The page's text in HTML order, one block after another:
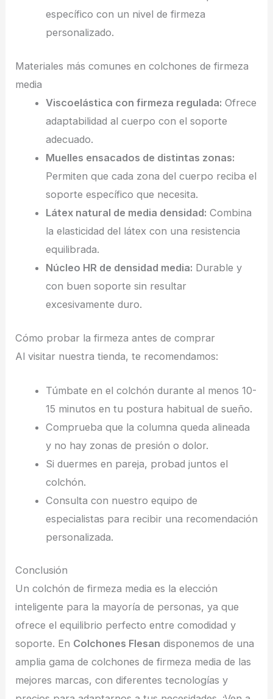
específico con un nivel de firmeza
personalizado.
Materiales más comunes en colchones de firmeza
media
Viscoelástica con firmeza regulada: Ofrece
adaptabilidad al cuerpo con el soporte
adecuado.
Muelles ensacados de distintas zonas:
Permiten que cada zona del cuerpo reciba el
soporte específico que necesita.
Látex natural de media densidad: Combina
la elasticidad del látex con una resistencia
equilibrada.
Núcleo HR de densidad media: Durable y
con buen soporte sin resultar
excesivamente duro.
Cómo probar la firmeza antes de comprar
Al visitar nuestra tienda, te recomendamos:
Túmbate en el colchón durante al menos 10-
15 minutos en tu postura habitual de sueño.
Comprueba que la columna queda alineada
y no hay zonas de presión o dolor.
Si duermes en pareja, probad juntos el
colchón.
Consulta con nuestro equipo de
especialistas para recibir una recomendación
personalizada.
Conclusión
Un colchón de firmeza media es la elección
inteligente para la mayoría de personas, ya que
ofrece el equilibrio perfecto entre comodidad y
soporte. En Colchones Flesan disponemos de una
amplia gama de colchones de firmeza media de las
mejores marcas, con diferentes tecnologías y